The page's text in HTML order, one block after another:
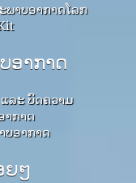
ພາບອາກາດໂລກ
ອາກາດ
ລະ ບົດຄວາມ
າກາດ
ບອາກາດ
ຍໆ